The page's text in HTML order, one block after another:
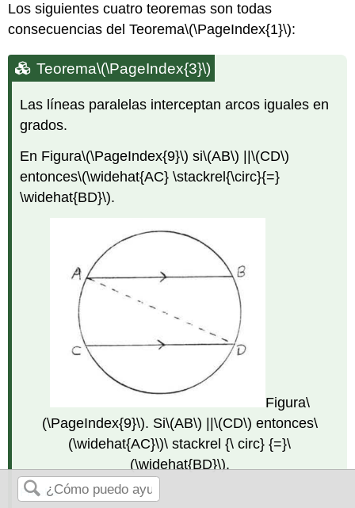
Los siguientes cuatro teoremas son todas
consecuencias del Teorema\(\PageIndex{1}\):
Teorema\(\PageIndex{3}\)
Las líneas paralelas interceptan arcos iguales en
grados.
En Figura\(\PageIndex{9}\) si\(AB\) ||\(CD\)
entonces\(\widehat{AC} \stackrel{\circ}{=}
\widehat{BD}\).
Figura\
(\PageIndex{9}\). Si\(AB\) ||\(CD\) entonces\
(\widehat{AC}\)\ stackrel {\ circ} {=}\
(\widehat{BD}\).
Prueba